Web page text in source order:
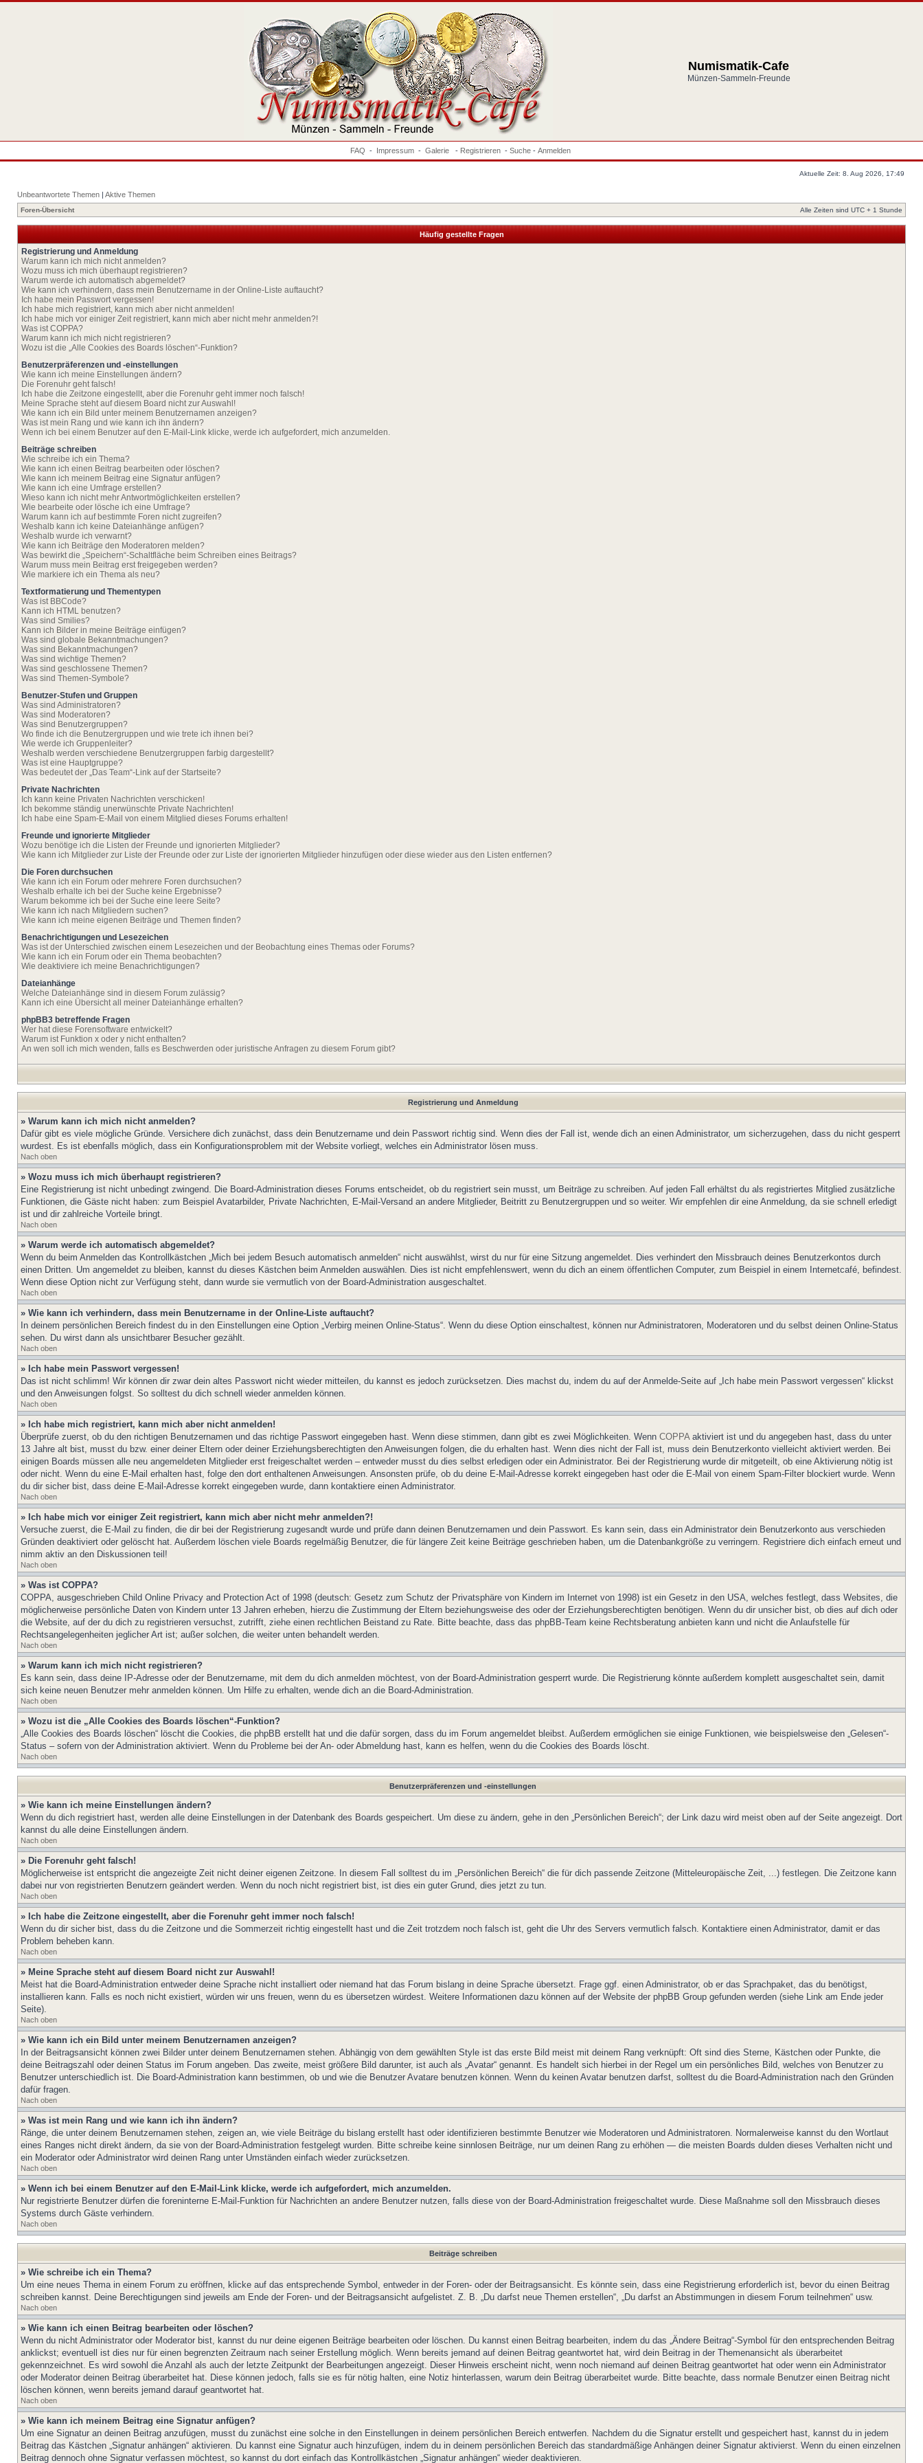
Numismatik-Cafe
Münzen-Sammeln-Freunde
FAQ - Impressum - Galerie - Registrieren - Suche - Anmelden
Aktuelle Zeit: 8. Aug 2026, 17:49
Unbeantwortete Themen | Aktive Themen
Foren-Übersicht Alle Zeiten sind UTC + 1 Stunde
Häufig gestellte Fragen
Registrierung und Anmeldung
Warum kann ich mich nicht anmelden?
Wozu muss ich mich überhaupt registrieren?
Warum werde ich automatisch abgemeldet?
Wie kann ich verhindern, dass mein Benutzername in der Online-Liste auftaucht?
Ich habe mein Passwort vergessen!
Ich habe mich registriert, kann mich aber nicht anmelden!
Ich habe mich vor einiger Zeit registriert, kann mich aber nicht mehr anmelden?!
Was ist COPPA?
Warum kann ich mich nicht registrieren?
Wozu ist die „Alle Cookies des Boards löschen“-Funktion?
Benutzerpräferenzen und -einstellungen
Wie kann ich meine Einstellungen ändern?
Die Forenuhr geht falsch!
Ich habe die Zeitzone eingestellt, aber die Forenuhr geht immer noch falsch!
Meine Sprache steht auf diesem Board nicht zur Auswahl!
Wie kann ich ein Bild unter meinem Benutzernamen anzeigen?
Was ist mein Rang und wie kann ich ihn ändern?
Wenn ich bei einem Benutzer auf den E-Mail-Link klicke, werde ich aufgefordert, mich anzumelden.
Beiträge schreiben
Wie schreibe ich ein Thema?
Wie kann ich einen Beitrag bearbeiten oder löschen?
Wie kann ich meinem Beitrag eine Signatur anfügen?
Wie kann ich eine Umfrage erstellen?
Wieso kann ich nicht mehr Antwortmöglichkeiten erstellen?
Wie bearbeite oder lösche ich eine Umfrage?
Warum kann ich auf bestimmte Foren nicht zugreifen?
Weshalb kann ich keine Dateianhänge anfügen?
Weshalb wurde ich verwarnt?
Wie kann ich Beiträge den Moderatoren melden?
Was bewirkt die „Speichern“-Schaltfläche beim Schreiben eines Beitrags?
Warum muss mein Beitrag erst freigegeben werden?
Wie markiere ich ein Thema als neu?
Textformatierung und Thementypen
Was ist BBCode?
Kann ich HTML benutzen?
Was sind Smilies?
Kann ich Bilder in meine Beiträge einfügen?
Was sind globale Bekanntmachungen?
Was sind Bekanntmachungen?
Was sind wichtige Themen?
Was sind geschlossene Themen?
Was sind Themen-Symbole?
Benutzer-Stufen und Gruppen
Was sind Administratoren?
Was sind Moderatoren?
Was sind Benutzergruppen?
Wo finde ich die Benutzergruppen und wie trete ich ihnen bei?
Wie werde ich Gruppenleiter?
Weshalb werden verschiedene Benutzergruppen farbig dargestellt?
Was ist eine Hauptgruppe?
Was bedeutet der „Das Team“-Link auf der Startseite?
Private Nachrichten
Ich kann keine Privaten Nachrichten verschicken!
Ich bekomme ständig unerwünschte Private Nachrichten!
Ich habe eine Spam-E-Mail von einem Mitglied dieses Forums erhalten!
Freunde und ignorierte Mitglieder
Wozu benötige ich die Listen der Freunde und ignorierten Mitglieder?
Wie kann ich Mitglieder zur Liste der Freunde oder zur Liste der ignorierten Mitglieder hinzufügen oder diese wieder aus den Listen entfernen?
Die Foren durchsuchen
Wie kann ich ein Forum oder mehrere Foren durchsuchen?
Weshalb erhalte ich bei der Suche keine Ergebnisse?
Warum bekomme ich bei der Suche eine leere Seite?
Wie kann ich nach Mitgliedern suchen?
Wie kann ich meine eigenen Beiträge und Themen finden?
Benachrichtigungen und Lesezeichen
Was ist der Unterschied zwischen einem Lesezeichen und der Beobachtung eines Themas oder Forums?
Wie kann ich ein Forum oder ein Thema beobachten?
Wie deaktiviere ich meine Benachrichtigungen?
Dateianhänge
Welche Dateianhänge sind in diesem Forum zulässig?
Kann ich eine Übersicht all meiner Dateianhänge erhalten?
phpBB3 betreffende Fragen
Wer hat diese Forensoftware entwickelt?
Warum ist Funktion x oder y nicht enthalten?
An wen soll ich mich wenden, falls es Beschwerden oder juristische Anfragen zu diesem Forum gibt?
Registrierung und Anmeldung
» Warum kann ich mich nicht anmelden?
Dafür gibt es viele mögliche Gründe. Versichere dich zunächst, dass dein Benutzername und dein Passwort richtig sind. Wenn dies der Fall ist, wende dich an einen Administrator, um sicherzugehen, dass du nicht gesperrt
wurdest. Es ist ebenfalls möglich, dass ein Konfigurationsproblem mit der Website vorliegt, welches ein Administrator lösen muss.
Nach oben
» Wozu muss ich mich überhaupt registrieren?
Eine Registrierung ist nicht unbedingt zwingend. Die Board-Administration dieses Forums entscheidet, ob du registriert sein musst, um Beiträge zu schreiben. Auf jeden Fall erhältst du als registriertes Mitglied zusätzliche
Funktionen, die Gäste nicht haben: zum Beispiel Avatarbilder, Private Nachrichten, E-Mail-Versand an andere Mitglieder, Beitritt zu Benutzergruppen und so weiter. Wir empfehlen dir eine Anmeldung, da sie schnell erledigt
ist und dir zahlreiche Vorteile bringt.
Nach oben
» Warum werde ich automatisch abgemeldet?
Wenn du beim Anmelden das Kontrollkästchen „Mich bei jedem Besuch automatisch anmelden“ nicht auswählst, wirst du nur für eine Sitzung angemeldet. Dies verhindert den Missbrauch deines Benutzerkontos durch
einen Dritten. Um angemeldet zu bleiben, kannst du dieses Kästchen beim Anmelden auswählen. Dies ist nicht empfehlenswert, wenn du dich an einem öffentlichen Computer, zum Beispiel in einem Internetcafé, befindest.
Wenn diese Option nicht zur Verfügung steht, dann wurde sie vermutlich von der Board-Administration ausgeschaltet.
Nach oben
» Wie kann ich verhindern, dass mein Benutzername in der Online-Liste auftaucht?
In deinem persönlichen Bereich findest du in den Einstellungen eine Option „Verbirg meinen Online-Status“. Wenn du diese Option einschaltest, können nur Administratoren, Moderatoren und du selbst deinen Online-Status
sehen. Du wirst dann als unsichtbarer Besucher gezählt.
Nach oben
» Ich habe mein Passwort vergessen!
Das ist nicht schlimm! Wir können dir zwar dein altes Passwort nicht wieder mitteilen, du kannst es jedoch zurücksetzen. Dies machst du, indem du auf der Anmelde-Seite auf „Ich habe mein Passwort vergessen“ klickst
und den Anweisungen folgst. So solltest du dich schnell wieder anmelden können.
Nach oben
» Ich habe mich registriert, kann mich aber nicht anmelden!
Überprüfe zuerst, ob du den richtigen Benutzernamen und das richtige Passwort eingegeben hast. Wenn diese stimmen, dann gibt es zwei Möglichkeiten. Wenn COPPAaktiviert ist und du angegeben hast, dass du unter
13 Jahre alt bist, musst du bzw. einer deiner Eltern oder deiner Erziehungsberechtigten den Anweisungen folgen, die du erhalten hast. Wenn dies nicht der Fall ist, muss dein Benutzerkonto vielleicht aktiviert werden. Bei
einigen Boards müssen alle neu angemeldeten Mitglieder erst freigeschaltet werden – entweder musst du dies selbst erledigen oder ein Administrator. Bei der Registrierung wurde dir mitgeteilt, ob eine Aktivierung nötig ist
oder nicht. Wenn du eine E-Mail erhalten hast, folge den dort enthaltenen Anweisungen. Ansonsten prüfe, ob du deine E-Mail-Adresse korrekt eingegeben hast oder die E-Mail von einem Spam-Filter blockiert wurde. Wenn
du dir sicher bist, dass deine E-Mail-Adresse korrekt eingegeben wurde, dann kontaktiere einen Administrator.
Nach oben
» Ich habe mich vor einiger Zeit registriert, kann mich aber nicht mehr anmelden?!
Versuche zuerst, die E-Mail zu finden, die dir bei der Registrierung zugesandt wurde und prüfe dann deinen Benutzernamen und dein Passwort. Es kann sein, dass ein Administrator dein Benutzerkonto aus verschieden
Gründen deaktiviert oder gelöscht hat. Außerdem löschen viele Boards regelmäßig Benutzer, die für längere Zeit keine Beiträge geschrieben haben, um die Datenbankgröße zu verringern. Registriere dich einfach erneut und
nimm aktiv an den Diskussionen teil!
Nach oben
» Was ist COPPA?
COPPA, ausgeschrieben Child Online Privacy and Protection Act of 1998 (deutsch: Gesetz zum Schutz der Privatsphäre von Kindern im Internet von 1998) ist ein Gesetz in den USA, welches festlegt, dass Websites, die
möglicherweise persönliche Daten von Kindern unter 13 Jahren erheben, hierzu die Zustimmung der Eltern beziehungsweise des oder der Erziehungsberechtigten benötigen. Wenn du dir unsicher bist, ob dies auf dich oder
die Website, auf der du dich zu registrieren versuchst, zutrifft, ziehe einen rechtlichen Beistand zu Rate. Bitte beachte, dass das phpBB-Team keine Rechtsberatung anbieten kann und nicht die Anlaufstelle für
Rechtsangelegenheiten jeglicher Art ist; außer solchen, die weiter unten behandelt werden.
Nach oben
» Warum kann ich mich nicht registrieren?
Es kann sein, dass deine IP-Adresse oder der Benutzername, mit dem du dich anmelden möchtest, von der Board-Administration gesperrt wurde. Die Registrierung könnte außerdem komplett ausgeschaltet sein, damit
sich keine neuen Benutzer mehr anmelden können. Um Hilfe zu erhalten, wende dich an die Board-Administration.
Nach oben
» Wozu ist die „Alle Cookies des Boards löschen“-Funktion?
„Alle Cookies des Boards löschen“ löscht die Cookies, die phpBB erstellt hat und die dafür sorgen, dass du im Forum angemeldet bleibst. Außerdem ermöglichen sie einige Funktionen, wie beispielsweise den „Gelesen“-
Status – sofern von der Administration aktiviert. Wenn du Probleme bei der An- oder Abmeldung hast, kann es helfen, wenn du die Cookies des Boards löscht.
Nach oben
Benutzerpräferenzen und -einstellungen
» Wie kann ich meine Einstellungen ändern?
Wenn du dich registriert hast, werden alle deine Einstellungen in der Datenbank des Boards gespeichert. Um diese zu ändern, gehe in den „Persönlichen Bereich“; der Link dazu wird meist oben auf der Seite angezeigt. Dort
kannst du alle deine Einstellungen ändern.
Nach oben
» Die Forenuhr geht falsch!
Möglicherweise ist entspricht die angezeigte Zeit nicht deiner eigenen Zeitzone. In diesem Fall solltest du im „Persönlichen Bereich“ die für dich passende Zeitzone (Mitteleuropäische Zeit, ...) festlegen. Die Zeitzone kann
dabei nur von registrierten Benutzern geändert werden. Wenn du noch nicht registriert bist, ist dies ein guter Grund, dies jetzt zu tun.
Nach oben
» Ich habe die Zeitzone eingestellt, aber die Forenuhr geht immer noch falsch!
Wenn du dir sicher bist, dass du die Zeitzone und die Sommerzeit richtig eingestellt hast und die Zeit trotzdem noch falsch ist, geht die Uhr des Servers vermutlich falsch. Kontaktiere einen Administrator, damit er das
Problem beheben kann.
Nach oben
» Meine Sprache steht auf diesem Board nicht zur Auswahl!
Meist hat die Board-Administration entweder deine Sprache nicht installiert oder niemand hat das Forum bislang in deine Sprache übersetzt. Frage ggf. einen Administrator, ob er das Sprachpaket, das du benötigst,
installieren kann. Falls es noch nicht existiert, würden wir uns freuen, wenn du es übersetzen würdest. Weitere Informationen dazu können auf der Website der phpBB Group gefunden werden (siehe Link am Ende jeder
Seite).
Nach oben
» Wie kann ich ein Bild unter meinem Benutzernamen anzeigen?
In der Beitragsansicht können zwei Bilder unter deinem Benutzernamen stehen. Abhängig von dem gewählten Style ist das erste Bild meist mit deinem Rang verknüpft: Oft sind dies Sterne, Kästchen oder Punkte, die
deine Beitragszahl oder deinen Status im Forum angeben. Das zweite, meist größere Bild darunter, ist auch als „Avatar“ genannt. Es handelt sich hierbei in der Regel um ein persönliches Bild, welches von Benutzer zu
Benutzer unterschiedlich ist. Die Board-Administration kann bestimmen, ob und wie die Benutzer Avatare benutzen können. Wenn du keinen Avatar benutzen darfst, solltest du die Board-Administration nach den Gründen
dafür fragen.
Nach oben
» Was ist mein Rang und wie kann ich ihn ändern?
Ränge, die unter deinem Benutzernamen stehen, zeigen an, wie viele Beiträge du bislang erstellt hast oder identifizieren bestimmte Benutzer wie Moderatoren und Administratoren. Normalerweise kannst du den Wortlaut
eines Ranges nicht direkt ändern, da sie von der Board-Administration festgelegt wurden. Bitte schreibe keine sinnlosen Beiträge, nur um deinen Rang zu erhöhen — die meisten Boards dulden dieses Verhalten nicht und
ein Moderator oder Administrator wird deinen Rang unter Umständen einfach wieder zurücksetzen.
Nach oben
» Wenn ich bei einem Benutzer auf den E-Mail-Link klicke, werde ich aufgefordert, mich anzumelden.
Nur registrierte Benutzer dürfen die foreninterne E-Mail-Funktion für Nachrichten an andere Benutzer nutzen, falls diese von der Board-Administration freigeschaltet wurde. Diese Maßnahme soll den Missbrauch dieses
Systems durch Gäste verhindern.
Nach oben
Beiträge schreiben
» Wie schreibe ich ein Thema?
Um eine neues Thema in einem Forum zu eröffnen, klicke auf das entsprechende Symbol, entweder in der Foren- oder der Beitragsansicht. Es könnte sein, dass eine Registrierung erforderlich ist, bevor du einen Beitrag
schreiben kannst. Deine Berechtigungen sind jeweils am Ende der Foren- und der Beitragsansicht aufgelistet. Z. B. „Du darfst neue Themen erstellen“, „Du darfst an Abstimmungen in diesem Forum teilnehmen“ usw.
Nach oben
» Wie kann ich einen Beitrag bearbeiten oder löschen?
Wenn du nicht Administrator oder Moderator bist, kannst du nur deine eigenen Beiträge bearbeiten oder löschen. Du kannst einen Beitrag bearbeiten, indem du das „Ändere Beitrag“-Symbol für den entsprechenden Beitrag
anklickst; eventuell ist dies nur für einen begrenzten Zeitraum nach seiner Erstellung möglich. Wenn bereits jemand auf deinen Beitrag geantwortet hat, wird dein Beitrag in der Themenansicht als überarbeitet
gekennzeichnet. Es wird sowohl die Anzahl als auch der letzte Zeitpunkt der Bearbeitungen angezeigt. Dieser Hinweis erscheint nicht, wenn noch niemand auf deinen Beitrag geantwortet hat oder wenn ein Administrator
oder Moderator deinen Beitrag überarbeitet hat. Diese können jedoch, falls sie es für nötig halten, eine Notiz hinterlassen, warum dein Beitrag überarbeitet wurde. Bitte beachte, dass normale Benutzer einen Beitrag nicht
löschen können, wenn bereits jemand darauf geantwortet hat.
Nach oben
» Wie kann ich meinem Beitrag eine Signatur anfügen?
Um eine Signatur an deinen Beitrag anzufügen, musst du zunächst eine solche in den Einstellungen in deinem persönlichen Bereich entwerfen. Nachdem du die Signatur erstellt und gespeichert hast, kannst du in jedem
Beitrag das Kästchen „Signatur anhängen“ aktivieren. Du kannst eine Signatur auch hinzufügen, indem du in deinem persönlichen Bereich das standardmäßige Anhängen deiner Signatur aktivierst. Wenn du einen einzelnen
Beitrag dennoch ohne Signatur verfassen möchtest, so kannst du dort einfach das Kontrollkästchen „Signatur anhängen“ wieder deaktivieren.